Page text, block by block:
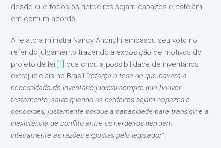
desde que todos os herdeiros sejam capazes e estejam
em comum acordo.
A relatora ministra Nancy Andrighi embasou seu voto no
referido julgamento trazendo a exposição de motivos do
projeto de lei [1]
que criou a possibilidade de inventários
extrajudiciais no Brasil “reforça a tese de que haverá a
necessidade de inventário judicial sempre que houver
testamento, salvo quando os herdeiros sejam capazes e
concordes, justamente porque a capacidade para transigir e a
inexistência de conflito entre os herdeiros derruem
inteiramente as razões expostas pelo legislador”.